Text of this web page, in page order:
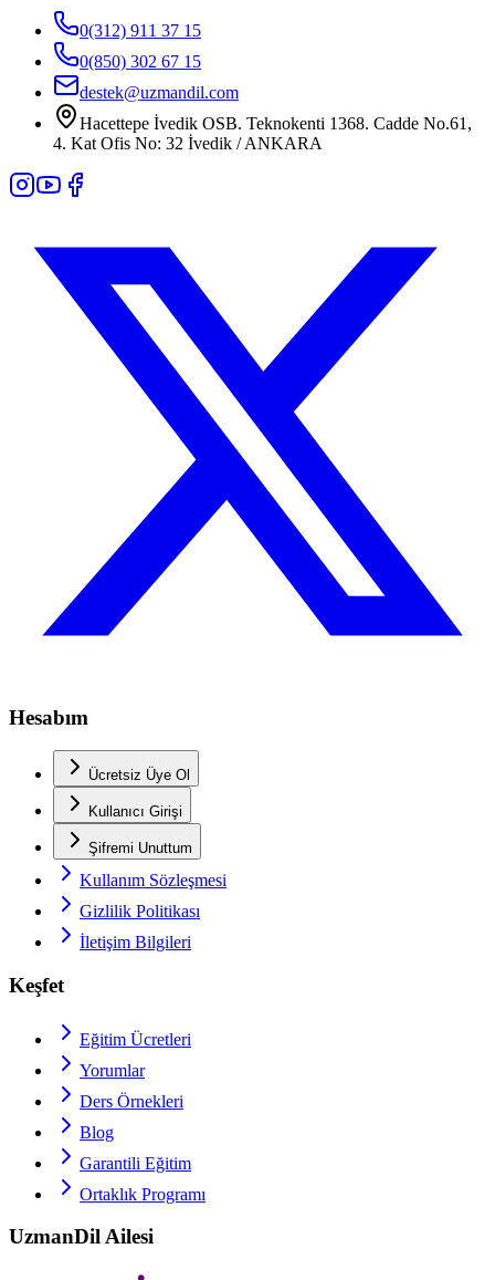
0(312) 911 37 15
0(850) 302 67 15
destek@uzmandil.com
Hacettepe İvedik OSB. Teknokenti 1368. Cadde No.61,
4. Kat Ofis No: 32 İvedik / ANKARA
Hesabım
Ücretsiz Üye Ol
Kullanıcı Girişi
Şifremi Unuttum
Kullanım Sözleşmesi
Gizlilik Politikası
İletişim Bilgileri
Keşfet
Eğitim Ücretleri
Yorumlar
Ders Örnekleri
Blog
Garantili Eğitim
Ortaklık Programı
UzmanDil Ailesi